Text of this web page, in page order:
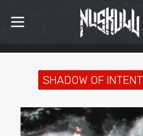
HÍREK
KRITIKÁK
INTERJÚK
SHADOW OF INTENT